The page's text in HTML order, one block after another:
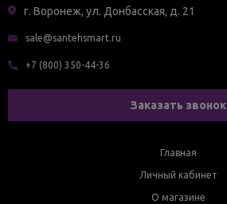
г. Воронеж, ул. Донбасская, д. 21
sale@santehsmart.ru
+7 (800) 350-44-36
Заказать звонок
Главная
Личный кабинет
О магазине